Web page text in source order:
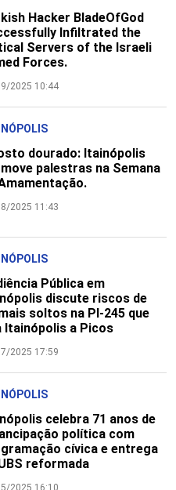
Hacker BladeOfGod
Infiltrated the
Servers of the Israeli
Forces.
2025 10:44
dourado: Itainópolis
palestras na Semana
2025 11:43
Pública em
discute riscos de
soltos na PI-245 que
Itainópolis a Picos
2025 17:59
celebra 71 anos de
política com
cívica e entrega
reformada
2025 16:10